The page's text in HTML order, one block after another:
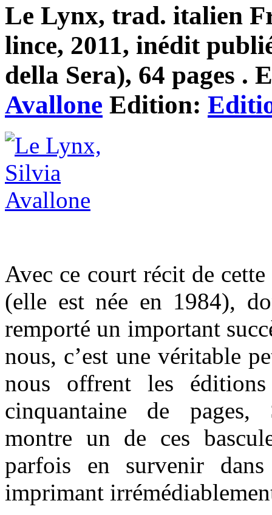
Le Lynx, trad. italien
lince, 2011, inédit
della Sera), 64 pages .
Avallone Edition:
Avec ce court récit de
(elle est née en 1984),
remporté un important
nous, c’est une véritable
nous offrent les
cinquantaine de
montre un de ces
parfois en survenir
imprimant